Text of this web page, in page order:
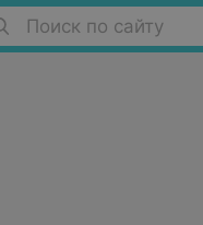
Поиск по сайту